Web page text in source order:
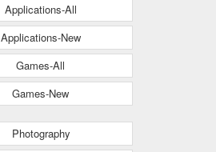
Applications-All
Applications-New
Games-All
Games-New
Photography